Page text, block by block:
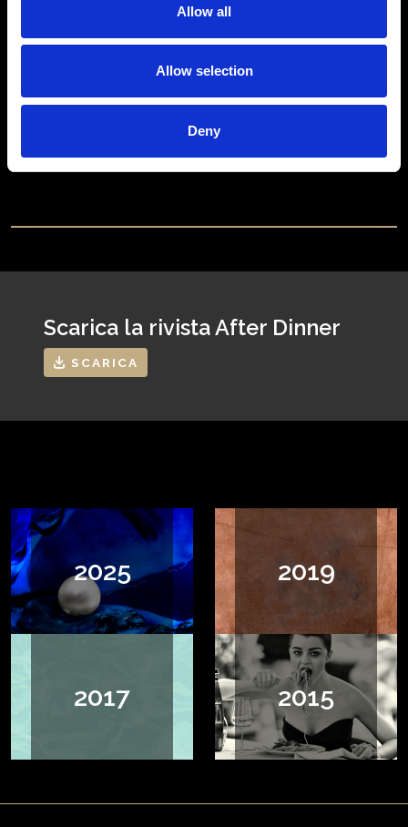
Allow all
Allow selection
Deny
Scarica la rivista After Dinner
SCARICA
2025 2019
2017 2015